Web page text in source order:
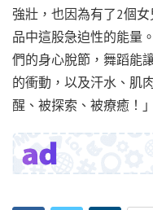
強壯，也因為有了2個
品中這股急迫性的能量
們的身心脫節，舞蹈能
的衝動，以及汗水、肌
醒、被探索、被療癒！」